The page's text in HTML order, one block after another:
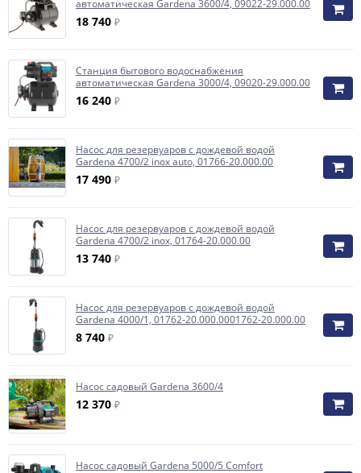
автоматическая Gardena 3600/4, 09022-29.000.00
18 740 ₽
Станция бытового водоснабжения
автоматическая Gardena 3000/4, 09020-29.000.00
16 240 ₽
Насос для резервуаров с дождевой водой
Gardena 4700/2 inox auto, 01766-20.000.00
17 490 ₽
Насос для резервуаров с дождевой водой
Gardena 4700/2 inox, 01764-20.000.00
13 740 ₽
Насос для резервуаров с дождевой водой
Gardena 4000/1, 01762-20.000.0001762-20.000.00
8 740 ₽
Насос садовый Gardena 3600/4
12 370 ₽
Насос садовый Gardena 5000/5 Comfort